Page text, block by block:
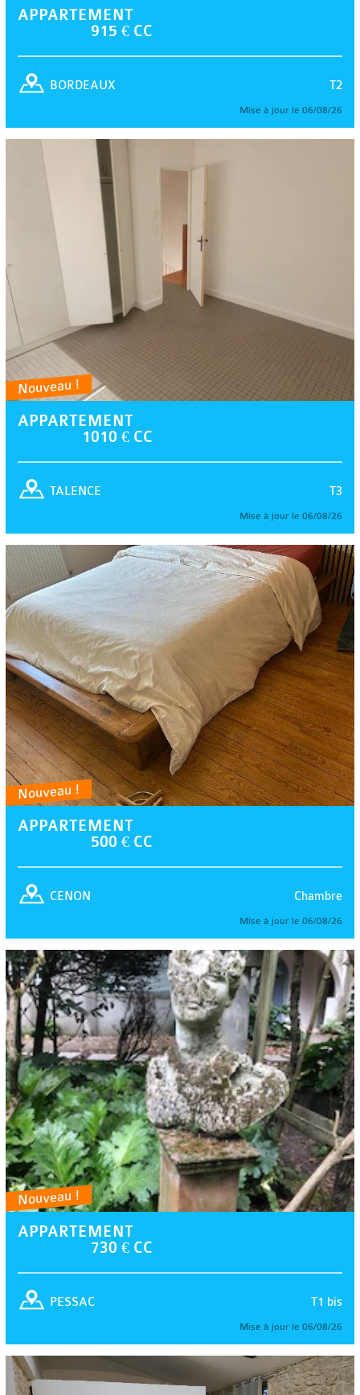
APPARTEMENT
915 € CC
T2
BORDEAUX
Mise à jour le 06/08/26
Nouveau !
APPARTEMENT
1010 € CC
T3
TALENCE
Mise à jour le 06/08/26
Nouveau !
APPARTEMENT
500 € CC
Chambre
CENON
Mise à jour le 06/08/26
Nouveau !
APPARTEMENT
730 € CC
T1 bis
PESSAC
Mise à jour le 06/08/26